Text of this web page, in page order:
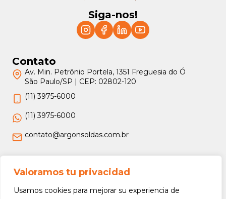
Valoramos tu privacidad
Usamos cookies para mejorar su experiencia de
Siga-nos!
Contato
Av. Min. Petrônio Portela, 1351 Freguesia do Ó
São Paulo/SP | CEP: 02802-120
(11) 3975-6000
(11) 3975-6000
contato@argonsoldas.com.br
Jurídico
Termos e Condições
Política de Privacidade